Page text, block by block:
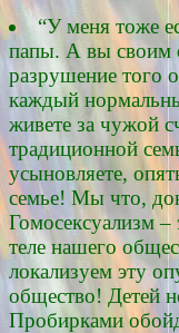
“У меня тоже
папы. А вы своим
разрушение того
каждый
живете за чужой
традиционной
усыновляете,
семье! Мы что,
Гомосексуализм –
теле нашего
локализуем эту
общество! Детей
Пробирками